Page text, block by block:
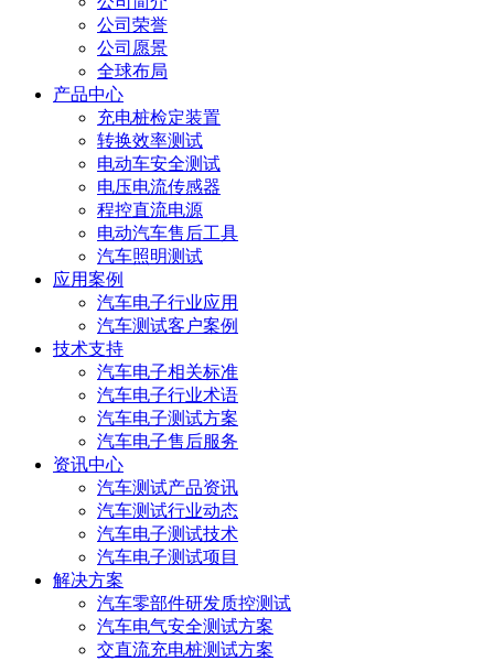
公司荣誉
公司愿景
全球布局
产品中心
充电桩检定装置
转换效率测试
电动车安全测试
电压电流传感器
程控直流电源
电动汽车售后工具
汽车照明测试
应用案例
汽车电子行业应用
汽车测试客户案例
技术支持
汽车电子相关标准
汽车电子行业术语
汽车电子测试方案
汽车电子售后服务
资讯中心
汽车测试产品资讯
汽车测试行业动态
汽车电子测试技术
汽车电子测试项目
解决方案
汽车零部件研发质控测试
汽车电气安全测试方案
交直流充电桩测试方案